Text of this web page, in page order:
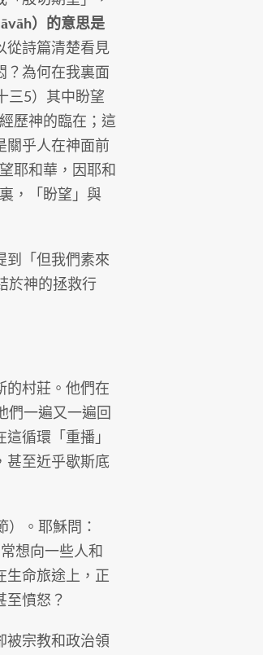
）的意思是
從詩篇清楚看見
？為何在我裏面
三5）其中盼望
歷神的臨在；這
關乎人在神面前
耶和華，因耶和
，「盼望」與
「但我們素來
於神的拯救行
村莊。他們在
們一遍又一遍回
循環「重播」
甚至近乎歇斯底
。耶穌問：
想向一些人和
生命旅途上，正
至憤怒？
宗教和政治領